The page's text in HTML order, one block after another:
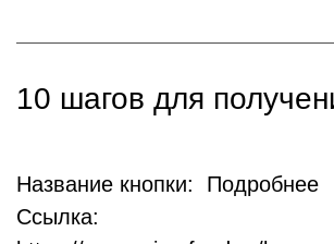
10 шагов для
Название кнопки: Подробнее
Ссылка: